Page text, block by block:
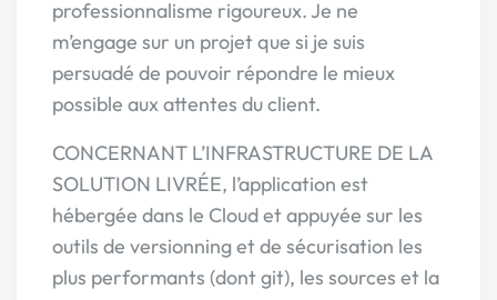
professionnalisme rigoureux. Je ne
m’engage sur un projet que si je suis
persuadé de pouvoir répondre le mieux
possible aux attentes du client.
CONCERNANT L’INFRASTRUCTURE DE LA
SOLUTION LIVRÉE, l’application est
hébergée dans le Cloud et appuyée sur les
outils de versionning et de sécurisation les
plus performants (dont git), les sources et la